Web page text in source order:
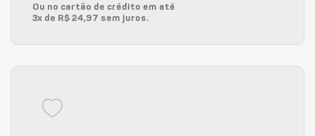
Ou no cartão de crédito em até
3x de R$ 24,97 sem juros.